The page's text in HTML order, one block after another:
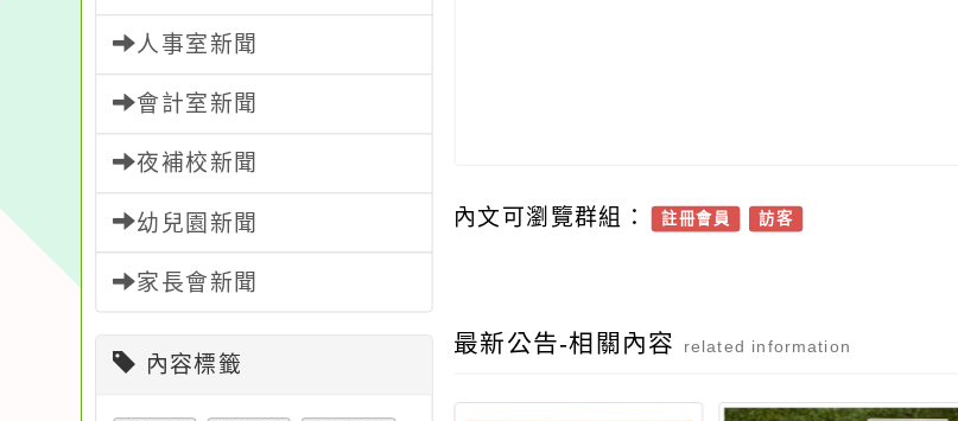
人事室新聞
會計室新聞
夜補校新聞
幼兒園新聞
家長會新聞
內容標籤
內文可瀏覽群組： 註冊會員 訪客
最新公告-相關內容 related information